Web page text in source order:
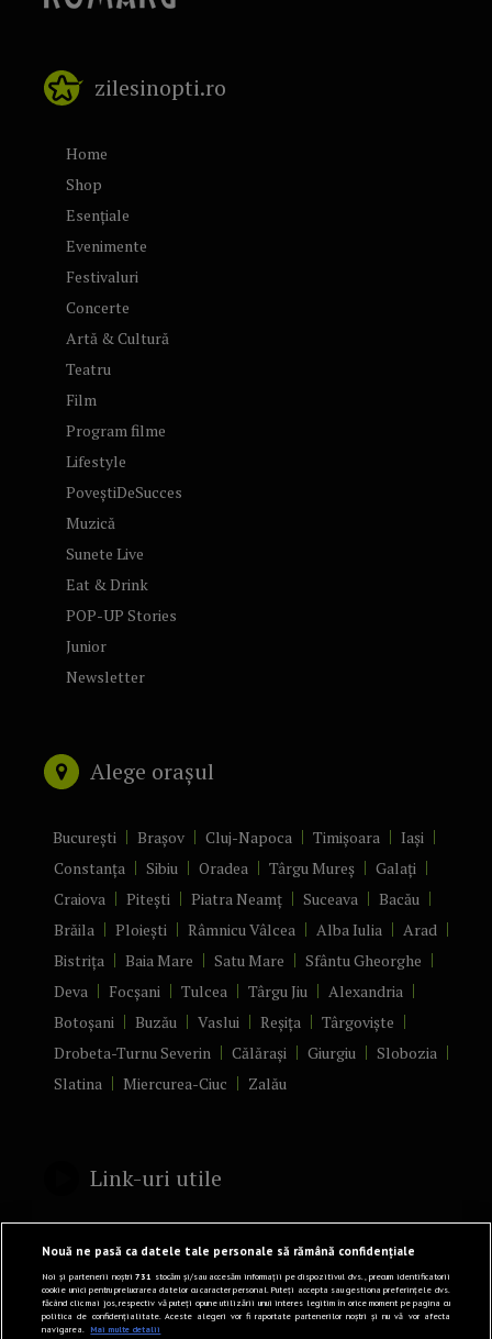
zilesinopti.ro
Home
Shop
Esențiale
Evenimente
Festivaluri
Concerte
Artă & Cultură
Teatru
Film
Program filme
Lifestyle
PoveștiDeSucces
Muzică
Sunete Live
Eat & Drink
POP-UP Stories
Junior
Newsletter
Alege orașul
București Brașov Cluj-Napoca Timișoara
Iași
Constanța
Sibiu Oradea Târgu Mureș
Galați
Craiova
Pitești Piatra Neamț Suceava
Bacău
Brăila
Ploiești Râmnicu Vâlcea Alba Iulia
Arad
Bistrița
Baia Mare Satu Mare
Sfântu Gheorghe
Deva
Focșani Tulcea Târgu Jiu
Alexandria
Botoșani
Buzău Vaslui Reșița
Târgoviște
Drobeta-Turnu Severin
Călărași Giurgiu
Slobozia
Slatina
Miercurea-Ciuc Zalău
Link-uri utile
Politică de confidențialitate
Termeni și Condiții
Mediakit Zile si Nopti
Nouă ne pasă ca datele tale personale să rămână confidențiale
Noi și partenerii noștri731 stocăm și/sau accesăm informații pe dispozitivul dvs., precum identificatorii
cookie unici pentru prelucrarea datelor cu caracter personal. Puteți accepta sau gestiona preferințele dvs.
făcând clic mai jos, respectiv vă puteți opune utilizării unui interes legitim în orice moment pe pagina cu
politica de confidențialitate. Aceste alegeri vor fi raportate partenerilor noștri și nu vă vor afecta
navigarea. Mai multe detalii